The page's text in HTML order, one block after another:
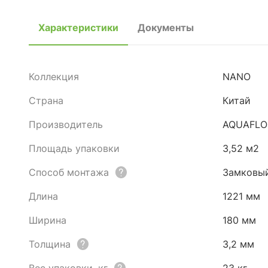
Характеристики Документы
Коллекция
NANO
Страна
Китай
Производитель
Площадь упаковки
3,52 м2
Способ монтажа
Длина
1221 мм
Ширина
180 мм
Толщина
3,2 мм